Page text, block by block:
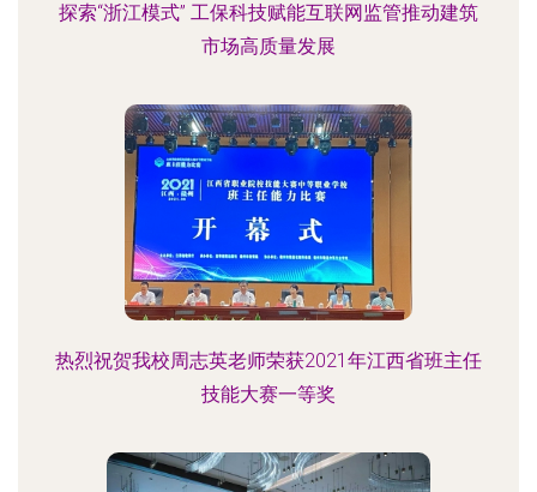
探索“浙江模式” 工保科技赋能互联网监管推动建筑
市场高质量发展
热烈祝贺我校周志英老师荣获2021年江西省班主任
技能大赛一等奖